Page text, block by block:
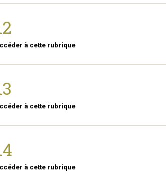
à cette rubrique
à cette rubrique
à cette rubrique